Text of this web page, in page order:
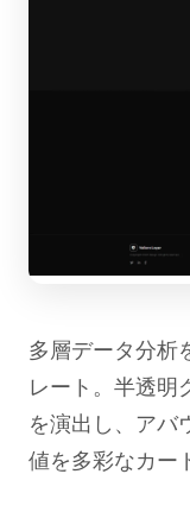
多層データ分析
レート。半透明
を演出し、アバ
値を多彩なカー